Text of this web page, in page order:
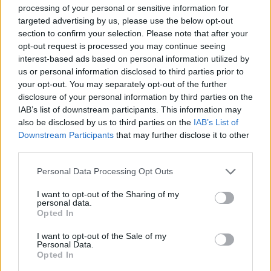
processing of your personal or sensitive information for
targeted advertising by us, please use the below opt-out
section to confirm your selection. Please note that after your
opt-out request is processed you may continue seeing
interest-based ads based on personal information utilized by
us or personal information disclosed to third parties prior to
your opt-out. You may separately opt-out of the further
disclosure of your personal information by third parties on the
IAB’s list of downstream participants. This information may
also be disclosed by us to third parties on the IAB’s List of
Downstream Participants that may further disclose it to other
Personal Data Processing Opt Outs
I want to opt-out of the Sharing of my
personal data.
Opted In
I want to opt-out of the Sale of my
Personal Data.
Opted In
dwóch majorów - Team Liquid.
Pierwszym meczem drugiego dnia zmagań na The
Summit 5 był pojedynek pomiędzy Natus Vincere a
Wings Gaming. Po niezwykle wyrównanym spotkaniu
to Chińczycy okazali się lepsi wygrywając 2:1. Wszystkie
mecze wyglądały podobnie. Wings zdobywało wczesną
przewagę i w oparciu o Drow Ranger, którą wybrało we
wszystkich trzech meczach, podejmowało próbę
przełamania bazy. Jednak zawodnicy Na`Vi świetnie się
jedną wygrać.
Drugim spotkaniem tego dnia był mecz pomiędzy Ad
Finem i Team Liquid. Grecy nie okazywali żadnego
respektu dla utytułowanych przeciwników i od samego
początku grali niesamowicie agresywnie. Cały czas
starali się wywierać presję na TL i nie pozwalać